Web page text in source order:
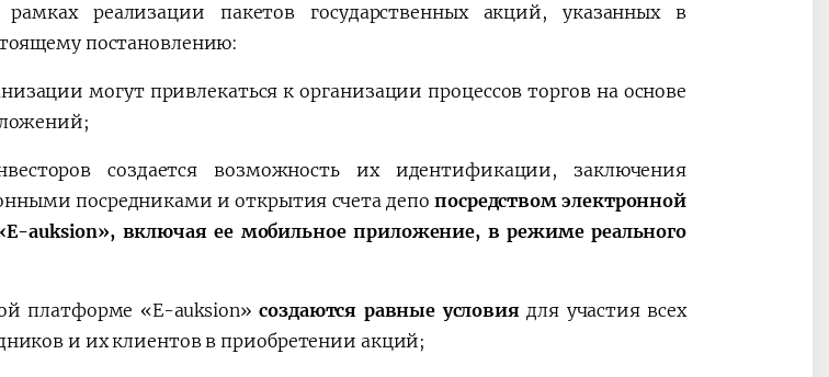
реализации пакетов государственных акций, указанных в
постановлению:
могут привлекаться к организации процессов торгов на основе
создается возможность их идентификации, заключения
посредниками и открытия счета депопосредством электронной
auksion», включая ее мобильное приложение, в режиме реального
платформе «E-auksion»создаются равные условия для участия всех
и их клиентов в приобретении акций;